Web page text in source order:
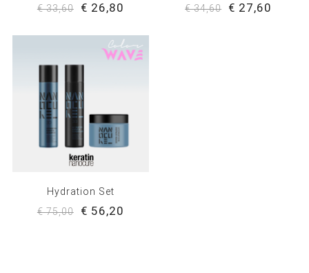
€ 33,60
€ 26,80
€ 34,60
€ 27,60
Hydration Set
€ 75,00
€ 56,20